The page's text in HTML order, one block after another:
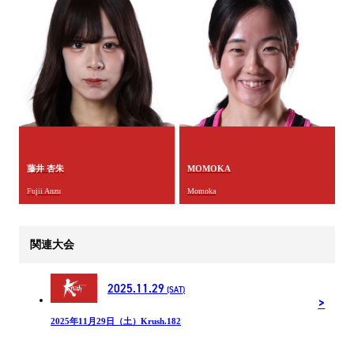
藤井 杏朱
Fujii Anzu
MOMOKA
Momoka
関連大会
2025.11.29 (SAT)
2025年11月29日（土）Krush.182